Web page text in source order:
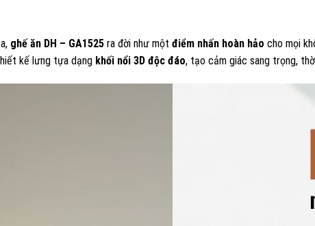
ghế ăn DH – GA1525 ra đời như một điểm nhấn hoàn hảo cho mọi
kế lưng tựa dạng khối nổi 3D độc đáo, tạo cảm giác sang trọng,